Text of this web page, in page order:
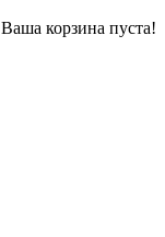
Ваша корзина пуста!